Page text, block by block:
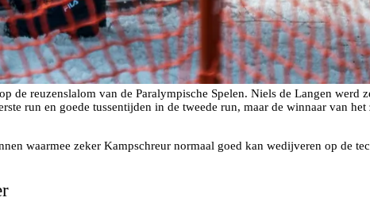
de reuzenslalom van de Paralympische Spelen. Niels de Langen werd
run en goede tussentijden in de tweede run, maar de winnaar van
waarmee zeker Kampschreur normaal goed kan wedijveren op de